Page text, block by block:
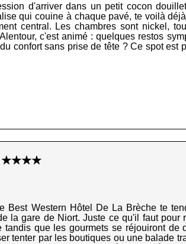
d'arriver dans un petit cocon
qui couine à chaque pavé, te voilà
central. Les chambres sont nickel,
c'est animé : quelques restos
confort sans prise de tête ? Ce spot est
★★★★
Best Western Hôtel De La Brèche te
la gare de Niort. Juste ce qu'il faut pour
que les gourmets se réjouiront de
tenter par les boutiques ou une balade